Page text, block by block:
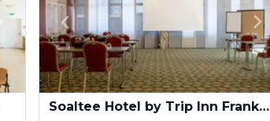
Soaltee Hotel by Trip Inn Frankfurt Messe